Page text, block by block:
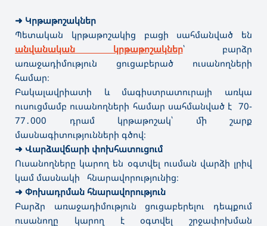
➜ Կրթաթոշակներ
Պետական կրթաթոշակից բացի սահմանված են
անվանական կրթաթոշակներ՝ բարձր
առաջադիմություն ցուցաբերած ուսանողների
համար։
Բակալավրիատի և մագիստրատուրայի առկա
ուսուցմամբ ուսանողների համար սահմանված է 70-
77․000 դրամ կրթաթոշակ՝ մի շարք
մասնագիտությունների գծով։
➜ Վարձավճարի փոխհատուցում
Ուսանողները կարող են օգտվել ուսման վարձի լրիվ
կամ մասնակի հնարավորությունից։
➜ Փոխադրման հնարավորություն
Բարձր առաջադիմություն ցուցաբերելու դեպքում
ուսանողը կարող է օգտվել շրջափոխման